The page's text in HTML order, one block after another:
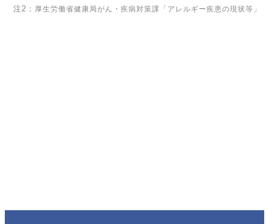
注2： 厚生労働省健康局がん・疾病対策課「アレルギー疾患の現状等」